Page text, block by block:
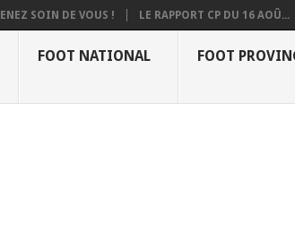
SOIN DE VOUS ! LE RAPPORT CP DU 16 AOÛ...
FOOT NATIONAL FOOT